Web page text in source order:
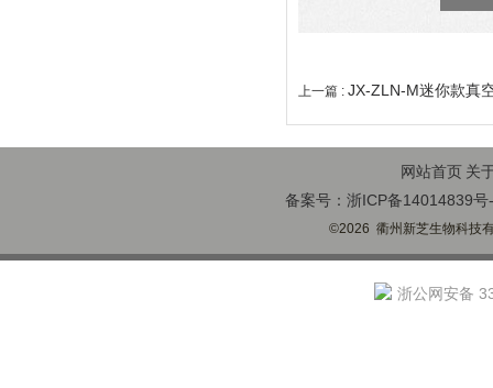
上一篇 : JX-ZLN-M迷你款真
网站首页 关
备案号：浙ICP备14014839号
©2026 衢州新芝生物科技
浙公网安备